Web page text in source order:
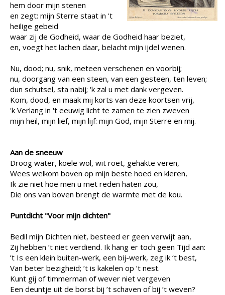
hem door mijn stenen
en zegt: mijn Sterre staat in 't
heilige gebeid
waar zij de Godheid, waar de Godheid haar beziet,
en, voegt het lachen daar, belacht mijn ijdel wenen.
Nu, dood; nu, snik, meteen verschenen en voorbij;
nu, doorgang van een steen, van een gesteen, ten leven;
dun schutsel, sta nabij; 'k zal u met dank vergeven.
Kom, dood, en maak mij korts van deze koortsen vrij,
'k Verlang in 't eeuwig licht te zamen te zien zweven
mijn heil, mijn lief, mijn lijf: mijn God, mijn Sterre en mij.
Aan de sneeuw
Droog water, koele wol, wit roet, gehakte veren,
Wees welkom boven op mijn beste hoed en kleren,
Ik zie niet hoe men u met reden haten zou,
Die ons van boven brengt de warmte met de kou.
Puntdicht "Voor mijn dichten"
Bedil mijn Dichten niet, besteed er geen verwijt aan,
Zij hebben ’t niet verdiend. Ik hang er toch geen Tijd aan:
’t Is een klein buiten-werk, een bij-werk, zeg ik ‘t best,
Van beter bezigheid; ’t is kakelen op ’t nest.
Kunt gij of timmerman of wever niet vergeven
Een deuntje uit de borst bij ’t schaven of bij ’t weven?